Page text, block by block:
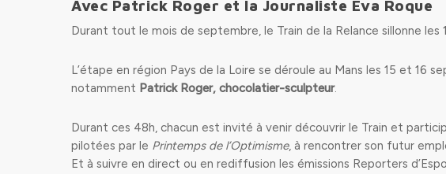
Avec Patrick Roger et la Journaliste Eva Roque
Durant tout le mois de septembre, le Train de la Relance sillonne les
L’étape en région Pays de la Loire se déroule au Mans les 15 et 16
notamment Patrick Roger, chocolatier-sculpteur.
Durant ces 48h, chacun est invité à venir découvrir le Train et
pilotées par le Printemps de l’Optimisme, à rencontrer son futur
Et à suivre en direct ou en rediffusion les émissions Reporters